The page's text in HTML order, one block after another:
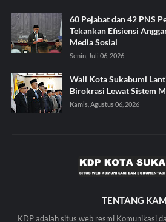
60 Pejabat dan 42 PNS
Tekankan Efisiensi
Media Sosial
Senin, Juli 06, 2026
Wali Kota Sukabumi
Birokrasi Lewat Sistem
Kamis, Agustus 06, 2026
TENTANG
KDP adalah situs web resmi Komunikasi